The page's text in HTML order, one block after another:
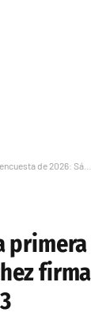
firma su peor dato desde 2023
primera
firma